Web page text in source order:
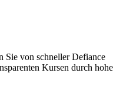
Sie von schneller Defiance
Kursen durch hohe